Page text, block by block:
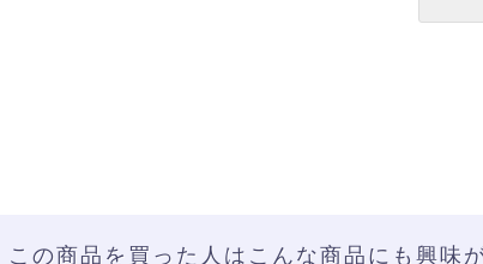
この商品を買った人はこんな商品にも興味